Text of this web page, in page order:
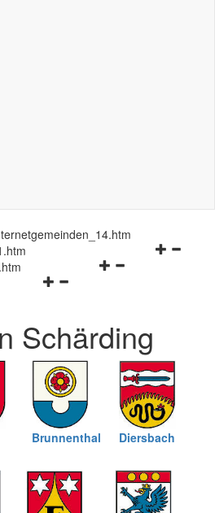
Navigationsmenü
Navigationsmenü
schließen
Schärding
Brunnenthal Diersbach